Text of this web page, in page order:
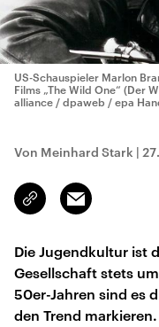
US-Schauspieler Marlon
Films „The Wild One“ (Der
alliance / dpaweb / epa
Von Meinhard Stark |
Link
kopieren/teilen
Email
Die Jugendkultur ist
Gesellschaft stets
50er-Jahren sind es
den Trend